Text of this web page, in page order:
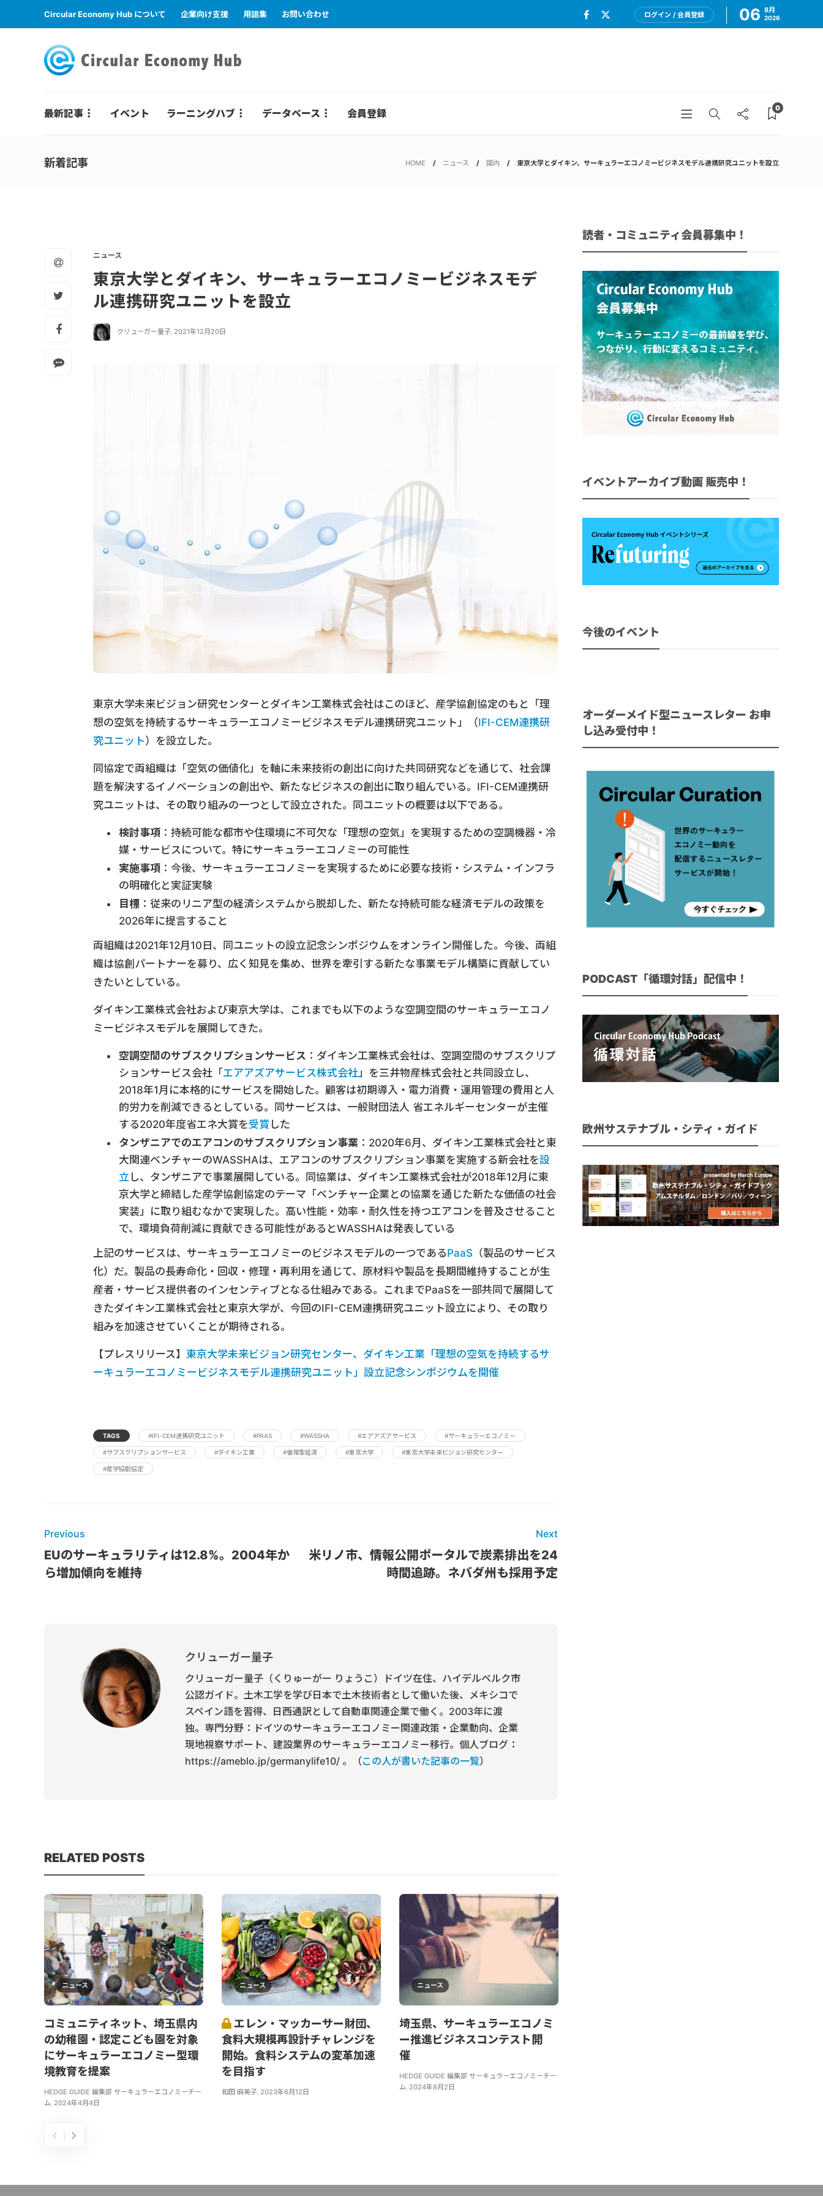
Circular Economy Hub について 企業向け支援 用語集 お問い合わせ ログイン / 会員登録 06 8月
2026
最新記事 イベント ラーニングハブ データベース 会員登録 0
新着記事 HOME ニュース 国内 東京大学とダイキン、サーキュラーエコノミービジネスモデル連携研究ユニットを設立
ニュース
東京大学とダイキン、サーキュラーエコノミービジネスモデ
ル連携研究ユニットを設立
クリューガー量子, 2021年12月20日
東京大学未来ビジョン研究センターとダイキン工業株式会社はこのほど、産学協創協定のもと「理
想の空気を持続するサーキュラーエコノミービジネスモデル連携研究ユニット」（IFI-CEM連携研
究ユニット）を設立した。
同協定で両組織は「空気の価値化」を軸に未来技術の創出に向けた共同研究などを通じて、社会課
題を解決するイノベーションの創出や、新たなビジネスの創出に取り組んでいる。IFI-CEM連携研
究ユニットは、その取り組みの一つとして設立された。同ユニットの概要は以下である。
検討事項 ：持続可能な都市や住環境に不可欠な「理想の空気」を実現するための空調機器・冷
媒・サービスについて。特にサーキュラーエコノミーの可能性
実施事項 ：今後、サーキュラーエコノミーを実現するために必要な技術・システム・インフラ
の明確化と実証実験
目標 ：従来のリニア型の経済システムから脱却した、新たな持続可能な経済モデルの政策を
2026年に提言すること
両組織は2021年12月10日、同ユニットの設立記念シンポジウムをオンライン開催した。今後、両組
織は協創パートナーを募り、広く知見を集め、世界を牽引する新たな事業モデル構築に貢献してい
きたいとしている。
ダイキン工業株式会社および東京大学は、これまでも以下のような空調空間のサーキュラーエコノ
ミービジネスモデルを展開してきた。
空調空間のサブスクリプションサービス ：ダイキン工業株式会社は、空調空間のサブスクリプ
ションサービス会社「エアアズアサービス株式会社 」を三井物産株式会社と共同設立し、
2018年1月に本格的にサービスを開始した。顧客は初期導入・電力消費・運用管理の費用と人
的労力を削減できるとしている。同サービスは、一般財団法人 省エネルギーセンターが主催
する2020年度省エネ大賞を受賞 した
タンザニアでのエアコンのサブスクリプション事業 ：2020年6月、ダイキン工業株式会社と東
大関連ベンチャーのWASSHAは、エアコンのサブスクリプション事業を実施する新会社を設
立 し、タンザニアで事業展開している。同協業は、ダイキン工業株式会社が2018年12月に東
京大学と締結した産学協創協定のテーマ「ベンチャー企業との協業を通じた新たな価値の社会
実装」に取り組むなかで実現した。高い性能・効率・耐久性を持つエアコンを普及させること
で、環境負荷削減に貢献できる可能性があるとWASSHAは発表している
上記のサービスは、サーキュラーエコノミーのビジネスモデルの一つであるPaaS （製品のサービス
化）だ。製品の長寿命化・回収・修理・再利用を通じて、原材料や製品を長期間維持することが生
産者・サービス提供者のインセンティブとなる仕組みである。これまでPaaSを一部共同で展開して
きたダイキン工業株式会社と東京大学が、今回のIFI-CEM連携研究ユニット設立により、その取り
組みを加速させていくことが期待される。
【プレスリリース】 東京大学未来ビジョン研究センター、ダイキン工業「理想の空気を持続するサ
ーキュラーエコノミービジネスモデル連携研究ユニット」設立記念シンポジウムを開催
TAGS #IFI-CEM連携研究ユニット #PAAS #WASSHA #エアアズアサービス #サーキュラーエコノミー
#サブスクリプションサービス #ダイキン工業 #循環型経済 #東京大学 #東京大学未来ビジョン研究センター
#産学協創協定
Previous
EUのサーキュラリティは12.8%。2004年か
ら増加傾向を維持
Next
米リノ市、情報公開ポータルで炭素排出を24
時間追跡。ネバダ州も採用予定
クリューガー量子
クリューガー量子（くりゅーがー りょうこ）ドイツ在住、ハイデルベルク市
公認ガイド。土木工学を学び日本で土木技術者として働いた後、メキシコで
スペイン語を習得、日西通訳として自動車関連企業で働く。2003年に渡
独。専門分野：ドイツのサーキュラーエコノミー関連政策・企業動向、企業
現地視察サポート、建設業界のサーキュラーエコノミー移行。個人ブログ：
https://ameblo.jp/germanylife10/ 。（この人が書いた記事の一覧）
RELATED POSTS
ニュース
コミュニティネット、埼玉県内
の幼稚園・認定こども園を対象
にサーキュラーエコノミー型環
境教育を提案
HEDGE GUIDE 編集部 サーキュラーエコノミーチー
ム, 2024年4月4日
ニュース
エレン・マッカーサー財団、
食料大規模再設計チャレンジを
開始。食料システムの変革加速
を目指す
和田 麻美子, 2023年6月12日
ニュース
埼玉県、サーキュラーエコノミ
ー推進ビジネスコンテスト開
催
HEDGE GUIDE 編集部 サーキュラーエコノミーチー
ム, 2024年8月2日
読者・コミュニティ会員募集中！
イベントアーカイブ動画 販売中！
今後のイベント
オーダーメイド型ニュースレター お申
し込み受付中！
PODCAST「循環対話」配信中！
欧州サステナブル・シティ・ガイド